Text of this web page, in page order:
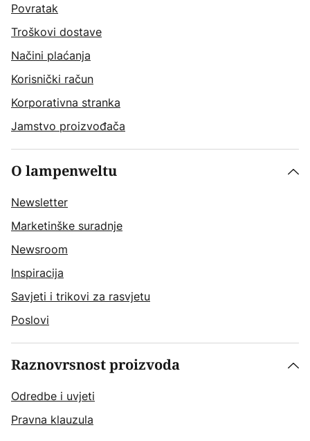
Povratak
Troškovi dostave
Načini plaćanja
Korisnički račun
Korporativna stranka
Jamstvo proizvođača
O lampenweltu
Newsletter
Marketinške suradnje
Newsroom
Inspiracija
Savjeti i trikovi za rasvjetu
Poslovi
Raznovrsnost proizvoda
Odredbe i uvjeti
Pravna klauzula